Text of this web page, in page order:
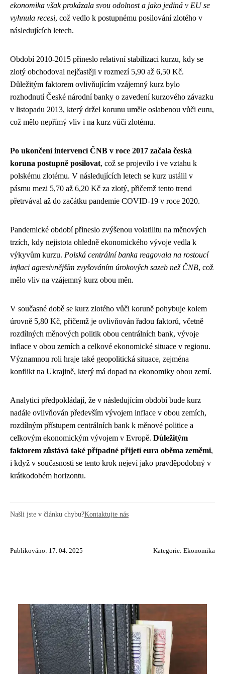
ekonomika však prokázala svou odolnost a jako jediná v EU se
vyhnula recesi, což vedlo k postupnému posilování zlotého v
následujících letech.
Období 2010-2015 přineslo relativní stabilizaci kurzu, kdy se
zlotý obchodoval nejčastěji v rozmezí 5,90 až 6,50 Kč.
Důležitým faktorem ovlivňujícím vzájemný kurz bylo
rozhodnutí České národní banky o zavedení kurzového závazku
v listopadu 2013, který držel korunu uměle oslabenou vůči euru,
což mělo nepřímý vliv i na kurz vůči zlotému.
Po ukončení intervencí ČNB v roce 2017 začala česká
koruna postupně posilovat, což se projevilo i ve vztahu k
polskému zlotému. V následujících letech se kurz ustálil v
pásmu mezi 5,70 až 6,20 Kč za zlotý, přičemž tento trend
přetrvával až do začátku pandemie COVID-19 v roce 2020.
Pandemické období přineslo zvýšenou volatilitu na měnových
trzích, kdy nejistota ohledně ekonomického vývoje vedla k
výkyvům kurzu. Polská centrální banka reagovala na rostoucí
inflaci agresivnějším zvyšováním úrokových sazeb než ČNB, což
mělo vliv na vzájemný kurz obou měn.
V současné době se kurz zlotého vůči koruně pohybuje kolem
úrovně 5,80 Kč, přičemž je ovlivňován řadou faktorů, včetně
rozdílných měnových politik obou centrálních bank, vývoje
inflace v obou zemích a celkové ekonomické situace v regionu.
Významnou roli hraje také geopolitická situace, zejména
konflikt na Ukrajině, který má dopad na ekonomiky obou zemí.
Analytici předpokládají, že v následujícím období bude kurz
nadále ovlivňován především vývojem inflace v obou zemích,
rozdílným přístupem centrálních bank k měnové politice a
celkovým ekonomickým vývojem v Evropě. Důležitým
faktorem zůstává také případné přijetí eura oběma zeměmi,
i když v současnosti se tento krok nejeví jako pravděpodobný v
krátkodobém horizontu.
Našli jste v článku chybu?Kontaktujte nás
Publikováno: 17. 04. 2025 Kategorie: Ekonomika